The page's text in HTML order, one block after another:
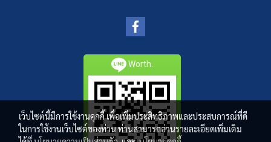
Worth.
เว็บไซต์นี้มีการใช้งานคุกกี้ เพื่อเพิ่มประสิทธิภาพและประสบการณ์ที่ดี
ในการใช้งานเว็บไซต์ของท่าน ท่านสามารถอ่านรายละเอียดเพิ่มเติม